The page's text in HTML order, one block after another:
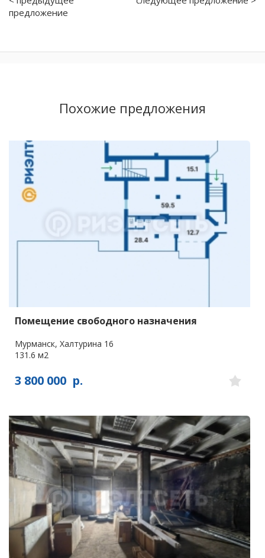
предложение
Похожие предложения
Помещение свободного назначения
Мурманск, Халтурина 16
131.6 м2
3 800 000 р.